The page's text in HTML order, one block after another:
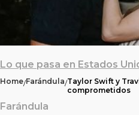
Lo que pasa en Estados
Home/Farándula/Taylor Swift y
comprometidos
Farándula